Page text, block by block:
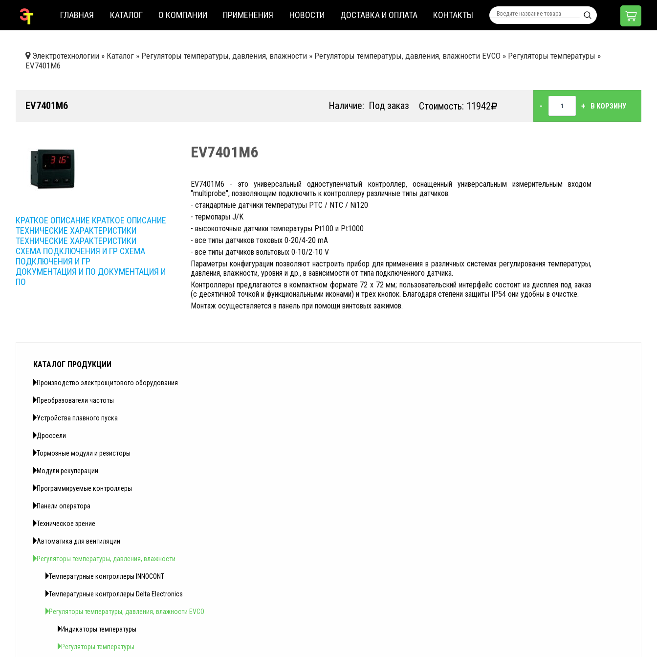
ГЛАВНАЯ КАТАЛОГ О КОМПАНИИ ПРИМЕНЕНИЯ НОВОСТИ ДОСТАВКА И ОПЛАТА КОНТАКТЫ
Электротехнологии » Каталог » Регуляторы температуры, давления, влажности » Регуляторы температуры, давления, влажности EVCO » Регуляторы температуры »
EV7401M6
EV7401M6 Наличие: Под заказ Стоимость: 11942 - + В КОРЗИНУ
КРАТКОЕ ОПИСАНИЕ КРАТКОЕ ОПИСАНИЕ
ТЕХНИЧЕСКИЕ ХАРАКТЕРИСТИКИ
ТЕХНИЧЕСКИЕ ХАРАКТЕРИСТИКИ
СХЕМА ПОДКЛЮЧЕНИЯ И ГР СХЕМА
ПОДКЛЮЧЕНИЯ И ГР
ДОКУМЕНТАЦИЯ И ПО ДОКУМЕНТАЦИЯ И
ПО
EV7401M6
EV7401M6 - это универсальный одноступенчатый контроллер, оснащенный универсальным измерительным входом
"multiprobe", позволяющим подключить к контроллеру различные типы датчиков:
- стандартные датчики температуры PTC / NTC / Ni120
- термопары J/K
- высокоточные датчики температуры Pt100 и Pt1000
- все типы датчиков токовых 0-20/4-20 mA
- все типы датчиков вольтовых 0-10/2-10 V
Параметры конфигурации позволяют настроить прибор для применения в различных системах регулирования температуры,
давления, влажности, уровня и др., в зависимости от типа подключенного датчика.
Контроллеры предлагаются в компактном формате 72 x 72 мм; пользовательский интерфейс состоит из дисплея под заказ
(с десятичной точкой и функциональными иконами) и трех кнопок. Благодаря степени защиты IP54 они удобны в очистке.
Монтаж осуществляется в панель при помощи винтовых зажимов.
КАТАЛОГ ПРОДУКЦИИ
Производство электрощитового оборудования
Преобразователи частоты
Устройства плавного пуска
Дроссели
Тормозные модули и резисторы
Модули рекуперации
Программируемые контроллеры
Панели оператора
Техническое зрение
Автоматика для вентиляции
Регуляторы температуры, давления, влажности
Температурные контроллеры INNOCONT
Температурные контроллеры Delta Electronics
Регуляторы температуры, давления, влажности EVCO
Индикаторы температуры
Регуляторы температуры